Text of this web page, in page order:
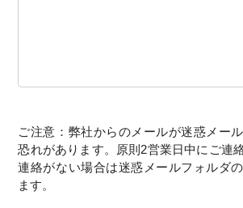
ご注意：弊社からのメールが迷惑メー
恐れがあります。原則2営業日中にご連
連絡がない場合は迷惑メールフォルダ
ます。